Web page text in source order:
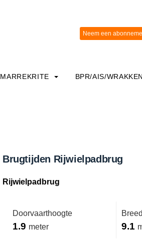
MARREKRITE BPR/AIS/WRAKKEN
Brugtijden Rijwielpadbrug
Rijwielpadbrug
Doorvaarthoogte
1.9 meter 9.1